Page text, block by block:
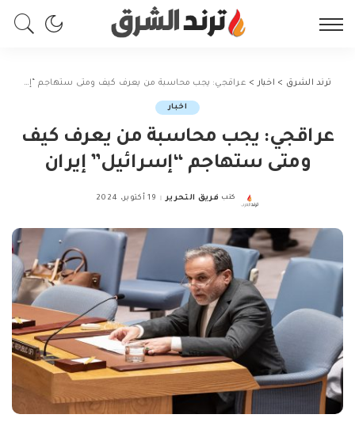
ترند الشرق > اخبار > عراقجي: يجب محاسبة من يعرف كيف ومتى ستهاجم “إسرائيل” إيران
اخبار
عراقجي: يجب محاسبة من يعرف كيف
ومتى ستهاجم “إسرائيل” إيران
Posted
كتب فريق التحرير 19 أكتوبر، 2024